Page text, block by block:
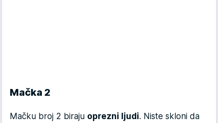
Mačka 2
Mačku broj 2 biraju oprezni ljudi. Niste skloni da